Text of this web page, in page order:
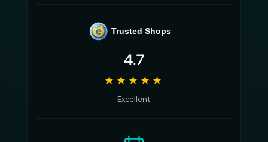
e Trusted Shops
4.7
★★★★★
Excellent